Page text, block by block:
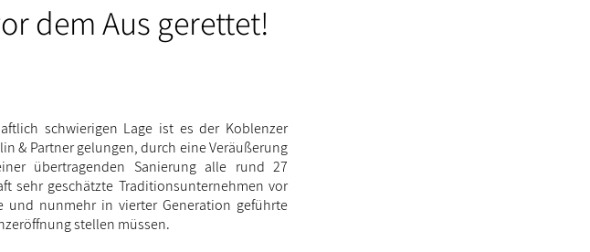
dem Aus gerettet!
schwierigen Lage ist es der Koblenzer
& Partner gelungen, durch eine Veräußerung
übertragenden Sanierung alle rund 27
sehr geschätzte Traditionsunternehmen vor
und nunmehr in vierter Generation geführte
stellen müssen.